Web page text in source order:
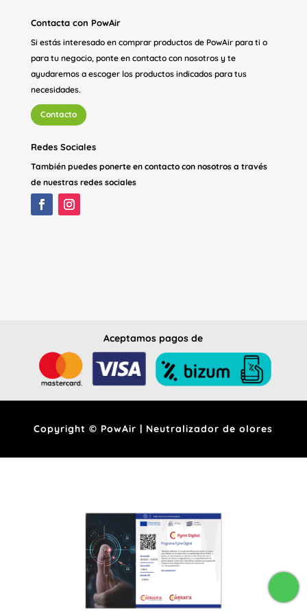
Contacta con PowAir
Si estás interesado en comprar productos de PowAir para ti o
para tu negocio, ponte en contacto con nosotros y te
ayudaremos a escoger los productos indicados para tus
necesidades.
Contacto
Redes Sociales
También puedes ponerte en contacto con nosotros a través
de nuestras redes sociales
Aceptamos pagos de
Copyright © PowAir | Neutralizador de olores